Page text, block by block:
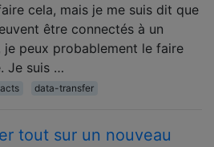
cela, mais je me suis dit que
être connectés à un
je peux probablement le faire
Je suis …
data-transfer
tout sur un nouveau